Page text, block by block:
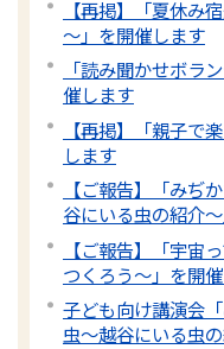
【再掲】「夏休み
～」を開催します
「読み聞かせボラ
催します
【再掲】「親子で
します
【ご報告】「みぢ
谷にいる虫の紹介
【ご報告】「宇宙
つくろう～」を開
子ども向け講演会
虫～越谷にいる虫